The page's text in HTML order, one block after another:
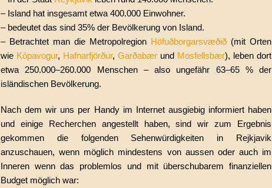
– Island hat insgesamt etwa 400.000 Einwohner.
– bedeutet das sind 35% der Bevölkerung von Island.
– Betrachtet man die Metropolregion Höfuðborgarsvæðið (mit Orten
wie Kópavogur, Hafnarfjörður, Garðabær und Mosfellsbær), leben dort
etwa 250.000–260.000 Menschen – also ungefähr 63–65 % der
isländischen Bevölkerung.
Nach dem wir uns per Handy im Internet ausgiebig informiert haben
und einige Recherchen angestellt haben, sind wir zum Ergebnis
gekommen die folgenden Sehenwürdigkeiten in Rejkjavik
anzuschauen, wenn möglich mindestens von aussen oder auch im
Inneren wenn das problemlos und mit überschubarem finanziellen
Budget möglich war: